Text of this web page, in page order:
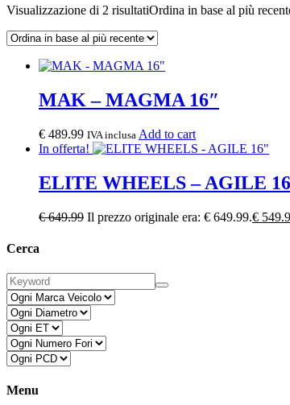
Visualizzazione di 2 risultatiOrdina in base al più
MAK – MAGMA 16″
€ 489.99 IVA inclusa Add to cart
In offerta!
ELITE WHEELS – AGILE
€649.99 Il prezzo originale era: € 649.99.€
Cerca
Menu